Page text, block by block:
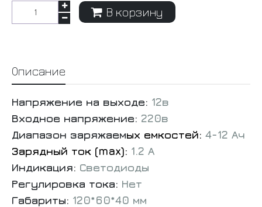
В корзину
Описание
Напряжение на выходе: 12в
Входное напряжение: 220в
Диапазон заряжаемых емкостей: 4-12 Ач
Зарядный ток (max): 1.2 А
Индикация: Светодиоды
Регулировка тока: Нет
Габариты: 120*60*40 мм